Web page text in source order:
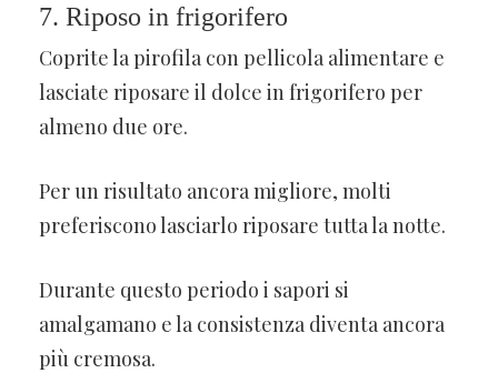
7. Riposo in frigorifero
Coprite la pirofila con pellicola alimentare e
lasciate riposare il dolce in frigorifero per
almeno due ore.
Per un risultato ancora migliore, molti
preferiscono lasciarlo riposare tutta la notte.
Durante questo periodo i sapori si
amalgamano e la consistenza diventa ancora
più cremosa.